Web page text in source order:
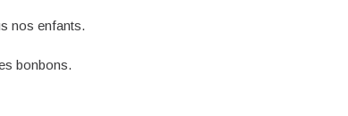
nos enfants.
bonbons.